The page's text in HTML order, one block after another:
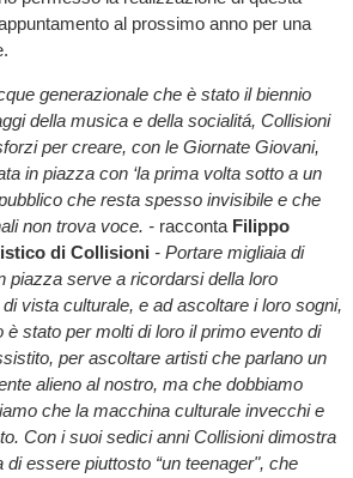
al prossimo anno per una
generazionale che è stato il biennio
della musica e della socialitá, Collisioni
per creare, con le Giornate Giovani,
in piazza con ‘la prima volta sotto a un
che resta spesso invisibile e che
non trova voce. - racconta Filippo
di Collisioni - Portare migliaia di
piazza serve a ricordarsi della loro
vista culturale, e ad ascoltare i loro sogni,
è stato per molti di loro il primo evento di
per ascoltare artisti che parlano un
alieno al nostro, ma che dobbiamo
che la macchina culturale invecchi e
Con i suoi sedici anni Collisioni dimostra
essere piuttosto “un teenager", che